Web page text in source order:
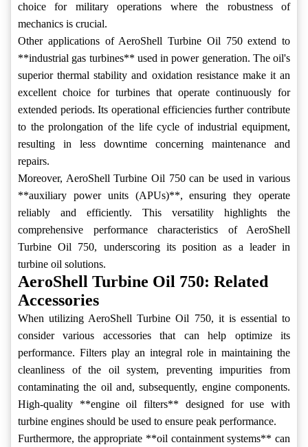
choice for military operations where the robustness of
mechanics is crucial.
Other applications of AeroShell Turbine Oil 750 extend to
**industrial gas turbines** used in power generation. The oil's
superior thermal stability and oxidation resistance make it an
excellent choice for turbines that operate continuously for
extended periods. Its operational efficiencies further contribute
to the prolongation of the life cycle of industrial equipment,
resulting in less downtime concerning maintenance and
repairs.
Moreover, AeroShell Turbine Oil 750 can be used in various
**auxiliary power units (APUs)**, ensuring they operate
reliably and efficiently. This versatility highlights the
comprehensive performance characteristics of AeroShell
Turbine Oil 750, underscoring its position as a leader in
turbine oil solutions.
AeroShell Turbine Oil 750: Related
Accessories
When utilizing AeroShell Turbine Oil 750, it is essential to
consider various accessories that can help optimize its
performance. Filters play an integral role in maintaining the
cleanliness of the oil system, preventing impurities from
contaminating the oil and, subsequently, engine components.
High-quality **engine oil filters** designed for use with
turbine engines should be used to ensure peak performance.
Furthermore, the appropriate **oil containment systems** can